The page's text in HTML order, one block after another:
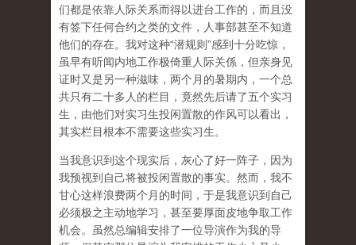
们都是依靠人际关系而得以进台工作的，而且没
有签下任何合约之类的文件，人事部甚至不知道
他们的存在。我对这种“潜规则”感到十分吃惊，
虽早有听闻内地工作极倚重人际关係，但亲身见
证时又是另一种滋味，两个月的暑期内，一个总
共只有二十多人的栏目，竟然先后请了五个实习
生，由他们对实习生投闲置散的作风可以看出，
其实栏目根本不需要这些实习生。
当我意识到这个现实后，灰心了好一阵子，因为
我预视到自己将被投闲置散的事实。然而，我不
甘心这样浪费两个月的时间，于是我意识到自己
必须极之主动地学习，甚至要厚面皮地争取工作
机会。虽然总编辑安排了一位导演作为我的导